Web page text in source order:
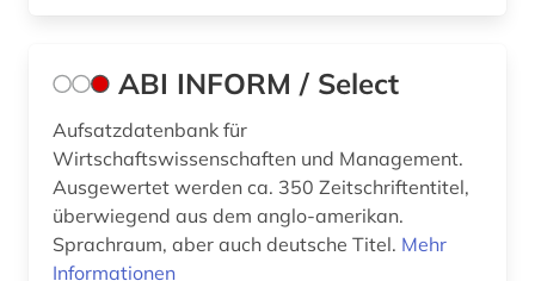
beschäftigung (5)
beschäftigungspolitik (1)
bestand (1)
ABI INFORM / Select
Aufsatzdatenbank für
Wirtschaftswissenschaften und Management.
Ausgewertet werden ca. 350 Zeitschriftentitel,
überwiegend aus dem anglo-amerikan.
Sprachraum, aber auch deutsche Titel. Mehr
Informationen